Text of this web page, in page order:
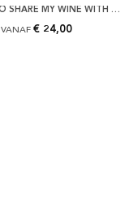
WILLING TO SHARE MY WINE WITH YOU POSTER
VANAF € 24,00